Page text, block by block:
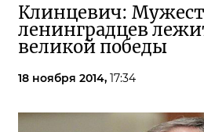
Клинцевич:
ленинградцев
великой победы
18 ноября 2014, 17:34